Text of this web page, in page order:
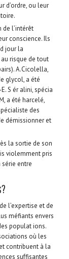
d’ordre, ou leur
de l’intérêt
conscience. Ils
jour la
risque de tout
A.Cicolella,
glycol, a été
S ér alini, spécia
a été harcelé,
des
démissionner et
la sortie de son
violemment pris
entre
l’expertise et de
méfiants envers
populat ions.
où les
contribuent à la
suffisantes